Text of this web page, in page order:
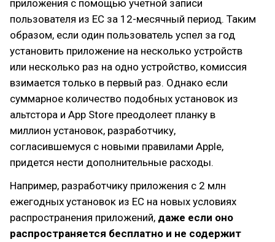
приложения с помощью учетной записи
пользователя из ЕС за 12-месячный период. Таким
образом, если один пользователь успел за год
установить приложение на несколько устройств
или несколько раз на одно устройство, комиссия
взимается только в первый раз. Однако если
суммарное количество подобных установок из
альтстора и App Store преодолеет планку в
миллион установок, разработчику,
согласившемуся с новыми правилами Apple,
придется нести дополнительные расходы.
Например, разработчику приложения с 2 млн
ежегодных установок из ЕС на новых условиях
распространения приложений, даже если оно
распространяется бесплатно и не содержит